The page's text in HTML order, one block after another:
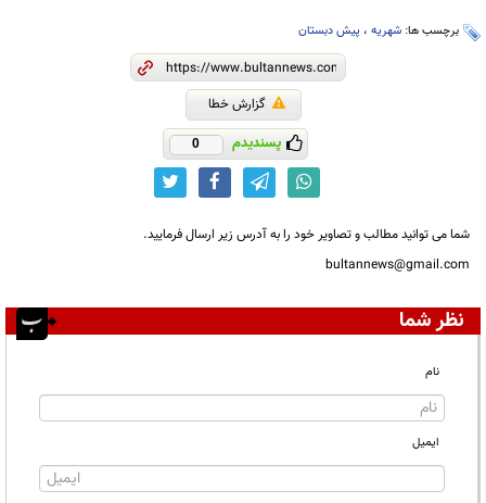
برچسب ها: شهریه ، پیش دبستان
گزارش خطا
پسندیدم 0
شما می توانید مطالب و تصاویر خود را به آدرس زیر ارسال فرمایید.
bultannews@gmail.com
نظر شما
نام
ایمیل